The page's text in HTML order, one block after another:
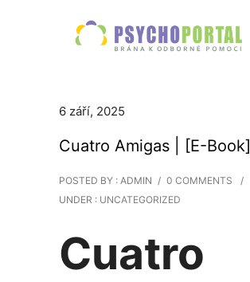
6 září, 2025
Cuatro Amigas | [E-Book]
POSTED BY : ADMIN / 0 COMMENTS
/
UNDER : UNCATEGORIZED
Cuatro